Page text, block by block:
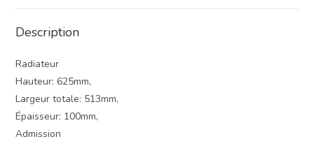
Description
Radiateur
Hauteur: 625mm,
Largeur totale: 513mm,
Épaisseur: 100mm,
Admission